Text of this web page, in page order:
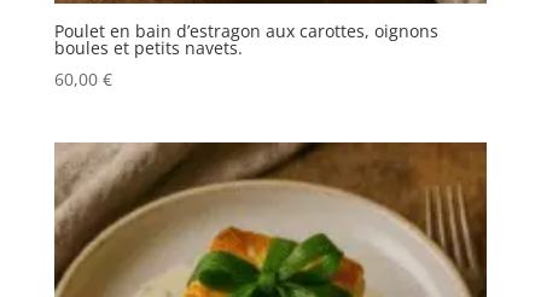
Poulet en bain d’estragon aux carottes, oignons
boules et petits navets.
60,00 €